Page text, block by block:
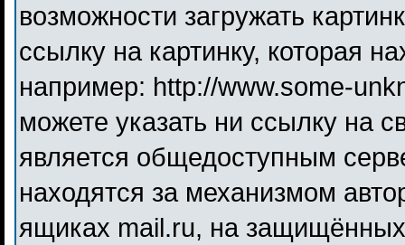
возможности загружать
ссылку на картинку, которая
например: http://www.some-
можете указать ни ссылку на
является общедоступным
находятся за механизмом
ящиках mail.ru, на